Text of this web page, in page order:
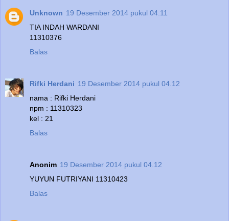
Unknown 19 Desember 2014 pukul 04.11
TIA INDAH WARDANI
11310376
Balas
Rifki Herdani 19 Desember 2014 pukul 04.12
nama : Rifki Herdani
npm : 11310323
kel : 21
Balas
Anonim 19 Desember 2014 pukul 04.12
YUYUN FUTRIYANI 11310423
Balas